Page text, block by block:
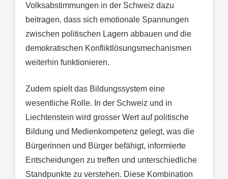
Volksabstimmungen in der Schweiz dazu
beitragen, dass sich emotionale Spannungen
zwischen politischen Lagern abbauen und die
demokratischen Konfliktlösungsmechanismen
weiterhin funktionieren.
Zudem spielt das Bildungssystem eine
wesentliche Rolle. In der Schweiz und in
Liechtenstein wird grosser Wert auf politische
Bildung und Medienkompetenz gelegt, was die
Bürgerinnen und Bürger befähigt, informierte
Entscheidungen zu treffen und unterschiedliche
Standpunkte zu verstehen. Diese Kombination